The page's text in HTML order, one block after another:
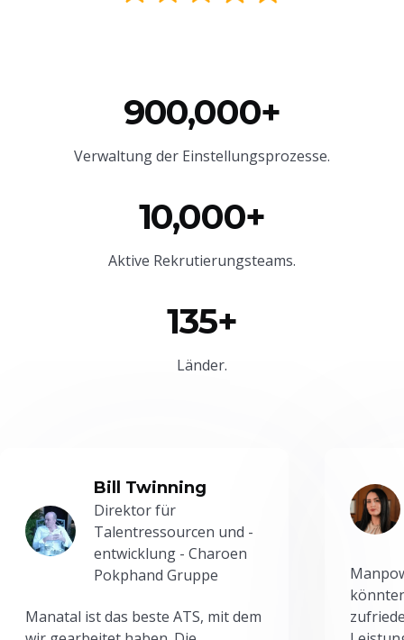
900,000+
Verwaltung der Einstellungsprozesse.
10,000+
Aktive Rekrutierungsteams.
135+
Länder.
Bill Twinning
Direktor für
Talentressourcen und -
entwicklung - Charoen
Pokphand Gruppe
Manatal ist das beste ATS, mit dem